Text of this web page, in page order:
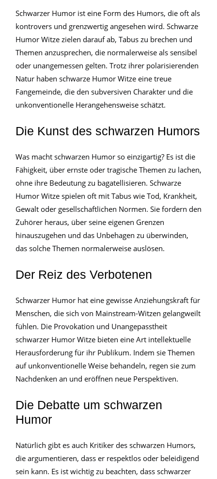
Schwarzer Humor ist eine Form des Humors, die oft als
kontrovers und grenzwertig angesehen wird. Schwarze
Humor Witze zielen darauf ab, Tabus zu brechen und
Themen anzusprechen, die normalerweise als sensibel
oder unangemessen gelten. Trotz ihrer polarisierenden
Natur haben schwarze Humor Witze eine treue
Fangemeinde, die den subversiven Charakter und die
unkonventionelle Herangehensweise schätzt.
Die Kunst des schwarzen Humors
Was macht schwarzen Humor so einzigartig? Es ist die
Fähigkeit, über ernste oder tragische Themen zu lachen,
ohne ihre Bedeutung zu bagatellisieren. Schwarze
Humor Witze spielen oft mit Tabus wie Tod, Krankheit,
Gewalt oder gesellschaftlichen Normen. Sie fordern den
Zuhörer heraus, über seine eigenen Grenzen
hinauszugehen und das Unbehagen zu überwinden,
das solche Themen normalerweise auslösen.
Der Reiz des Verbotenen
Schwarzer Humor hat eine gewisse Anziehungskraft für
Menschen, die sich von Mainstream-Witzen gelangweilt
fühlen. Die Provokation und Unangepasstheit
schwarzer Humor Witze bieten eine Art intellektuelle
Herausforderung für ihr Publikum. Indem sie Themen
auf unkonventionelle Weise behandeln, regen sie zum
Nachdenken an und eröffnen neue Perspektiven.
Die Debatte um schwarzen
Humor
Natürlich gibt es auch Kritiker des schwarzen Humors,
die argumentieren, dass er respektlos oder beleidigend
sein kann. Es ist wichtig zu beachten, dass schwarzer